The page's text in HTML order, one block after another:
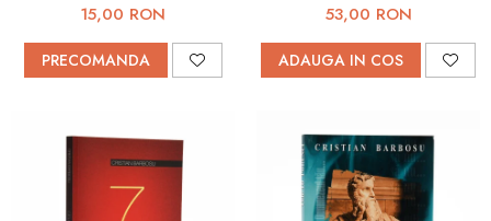
15,00 RON
PRECOMANDA
53,00 RON
ADAUGA IN COS